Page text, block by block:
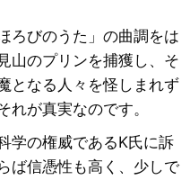
ろびのうた」の曲調をは
山のプリンを捕獲し、そ
となる人々を怪しまれず
れが真実なのです。
学の権威であるK氏に訴
ば信憑性も高く、少しで